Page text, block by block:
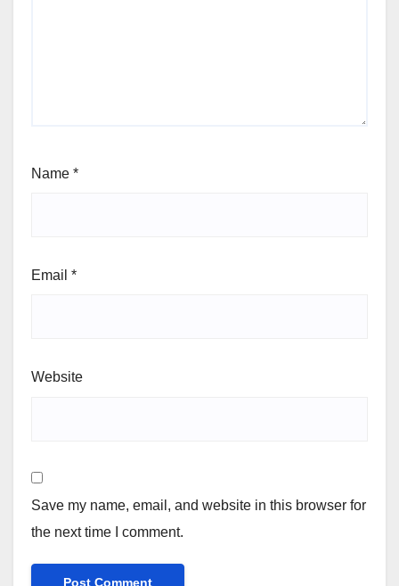
Name *
Email *
Website
Save my name, email, and website in this browser for
the next time I comment.